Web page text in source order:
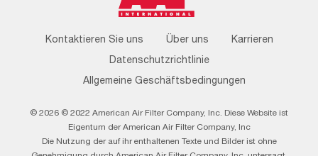
Footer
Menu
Kontaktieren Sie uns Über uns
Karrieren
Datenschutzrichtlinie
Allgemeine Geschäftsbedingungen
© 2026 © 2022 American Air Filter Company, Inc. Diese Website ist
Eigentum der American Air Filter Company, Inc
Die Nutzung der auf ihr enthaltenen Texte und Bilder ist ohne